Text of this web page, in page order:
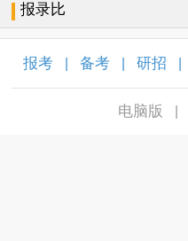
报录比
报考 备考 研招
电脑版